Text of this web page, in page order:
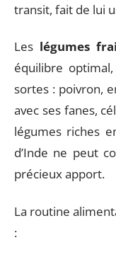
transit, fait de lui
Les légumes
équilibre
sortes : poivron,
avec ses fanes,
légumes riches
d’Inde ne peut
précieux apport.
La routine
: